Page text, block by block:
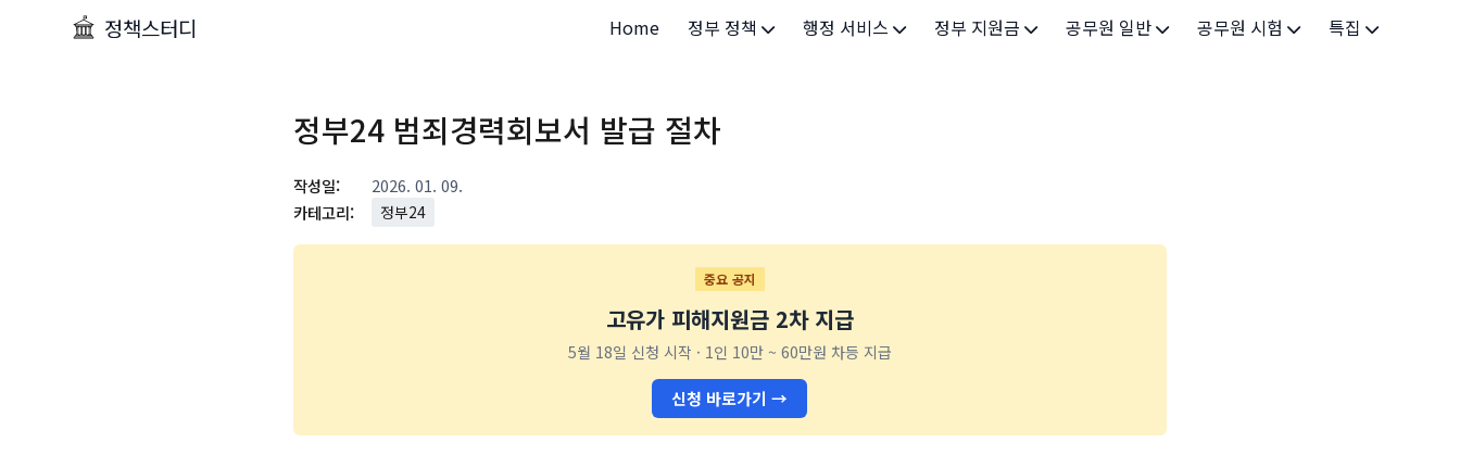
정책스터디 Home 정부 정책
정부 정책
행정 서비스
세무/납부
기타 서비스
정부 지원금 공무원 일반 공무원 시험 특집
정부24 범죄경력회보서 발급 절차
작성일:
2026. 01. 09.
카테고리:
정부24
중요 공지
고유가 피해지원금 2차 지급
5월 18일 신청 시작 · 1인 10만 ~ 60만원 차등 지급
신청 바로가기 →